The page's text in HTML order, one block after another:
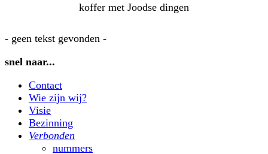
koffer met Joodse dingen
- geen tekst gevonden -
snel naar...
Contact
Wie zijn wij?
Visie
Bezinning
Verbonden
nummers